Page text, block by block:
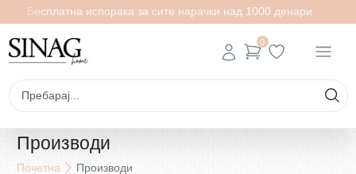
Бесплатна испорака за сите нарачки над 1000 денари
0
Производи
Почетна Производи